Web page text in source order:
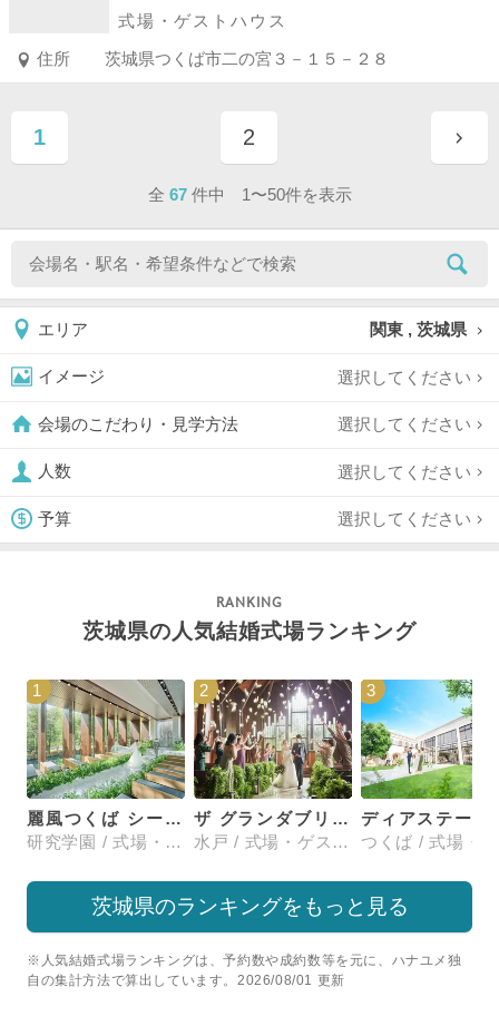
式場・ゲストハウス
住所 茨城県つくば市二の宮３－１５－２８
1
ページ目
2
ページ目
全 67 件中 1〜50件を表示
エリア 関東 , 茨城県
イメージ 選択してください
会場のこだわり・見学方法 選択してください
人数 選択してください
予算 選択してください
茨城県の人気結婚式場ランキング
1
麗風つくば シーズンズテラス
研究学園 / 式場・ゲストハウス
2
ザ グランダブリュー 水戸(THE GRANDW MITO）
水戸 / 式場・ゲストハウス
3
茨城県のランキングをもっと見る
※人気結婚式場ランキングは、予約数や成約数等を元に、ハナユメ独
自の集計方法で算出しています。2026/08/01 更新